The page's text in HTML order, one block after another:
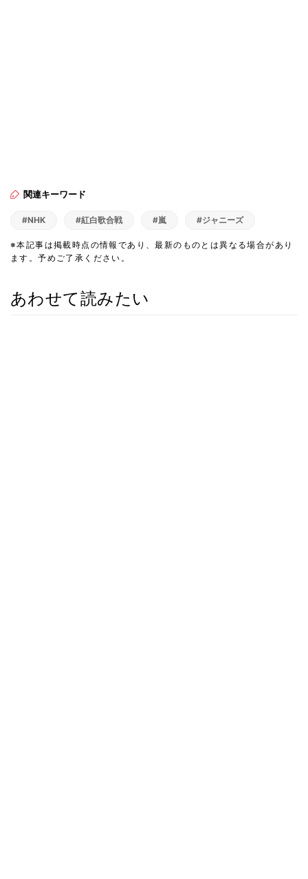
関連キーワード
#NHK #紅白歌合戦 #嵐 #ジャニーズ
※本記事は掲載時点の情報であり、最新のものとは異なる場合があり
ます。予めご了承ください。
あわせて読みたい